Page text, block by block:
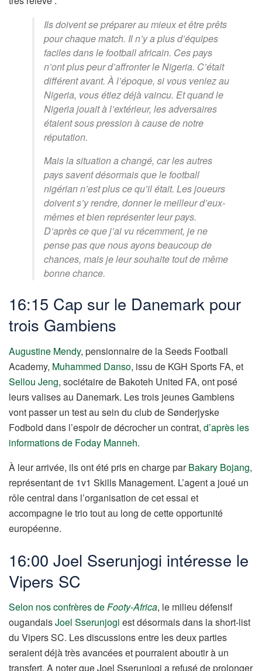
Ils doivent se préparer au mieux et être prêts
pour chaque match. Il n’y a plus d’équipes
faciles dans le football africain. Ces pays
n’ont plus peur d’affronter le Nigeria. C’était
différent avant. À l’époque, si vous veniez au
Nigeria, vous étiez déjà vaincu. Et quand le
Nigeria jouait à l’extérieur, les adversaires
étaient sous pression à cause de notre
réputation.
Mais la situation a changé, car les autres
pays savent désormais que le football
nigérian n’est plus ce qu’il était. Les joueurs
doivent s’y rendre, donner le meilleur d’eux-
mêmes et bien représenter leur pays.
D’après ce que j’ai vu récemment, je ne
pense pas que nous ayons beaucoup de
chances, mais je leur souhaite tout de même
bonne chance.
16:15 Cap sur le Danemark pour
trois Gambiens
Augustine Mendy, pensionnaire de la Seeds Football
Academy, Muhammed Danso, issu de KGH Sports FA, et
Sellou Jeng, sociétaire de Bakoteh United FA, ont posé
leurs valises au Danemark. Les trois jeunes Gambiens
vont passer un test au sein du club de Sønderjyske
Fodbold dans l’espoir de décrocher un contrat, d’après les
informations de Foday Manneh.
À leur arrivée, ils ont été pris en charge parBakary Bojang,
représentant de 1v1 Skills Management. L’agent a joué un
rôle central dans l’organisation de cet essai et
accompagne le trio tout au long de cette opportunité
européenne.
16:00 Joel Sserunjogi intéresse le
Vipers SC
Selon nos confrères deFooty-Africa, le milieu défensif
ougandaisJoel Sserunjogi est désormais dans la short-list
du Vipers SC. Les discussions entre les deux parties
seraient déjà très avancées et pourraient aboutir à un
transfert. A noter que Joel Sserunjogi a refusé de prolonger